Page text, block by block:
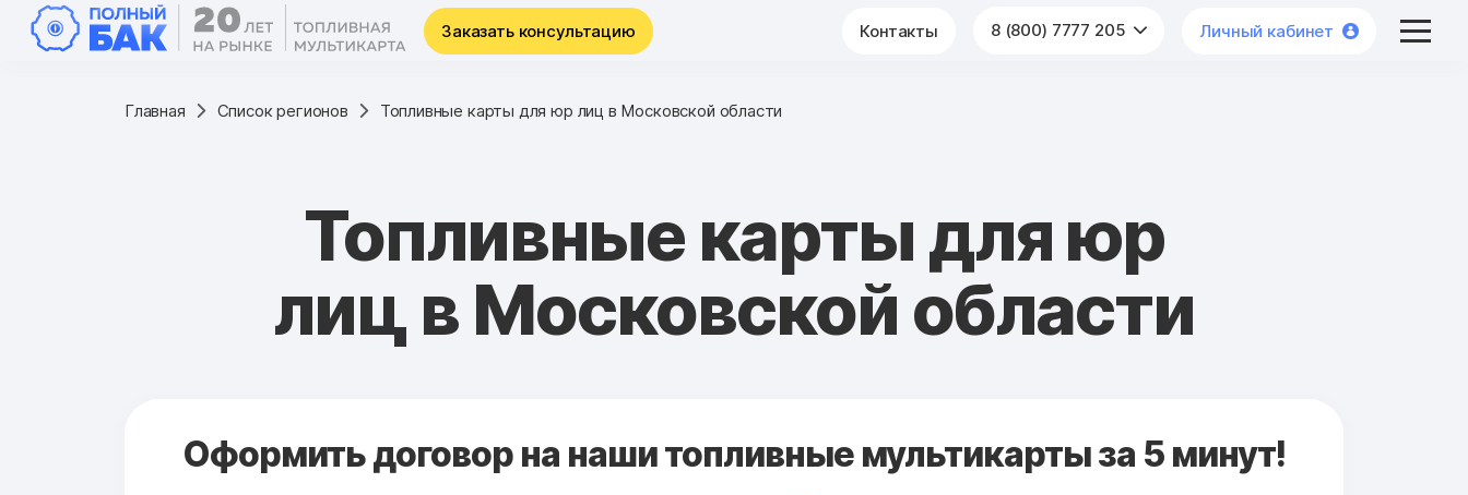
Заказать консультацию Контакты 8 (800) 7777 205 Личный кабинет
Главная Список регионов Топливные карты для юр лиц в Московской области
Топливные карты для юр
лиц в Московской области
Оформить договор на наши топливные мультикарты за 5 минут!